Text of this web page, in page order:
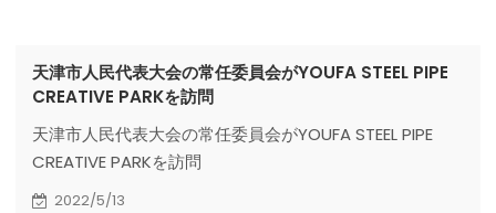
天津市人民代表大会の常任委員会がYOUFA STEEL PIPE
CREATIVE PARKを訪問
天津市人民代表大会の常任委員会がYOUFA STEEL PIPE
CREATIVE PARKを訪問
2022/5/13